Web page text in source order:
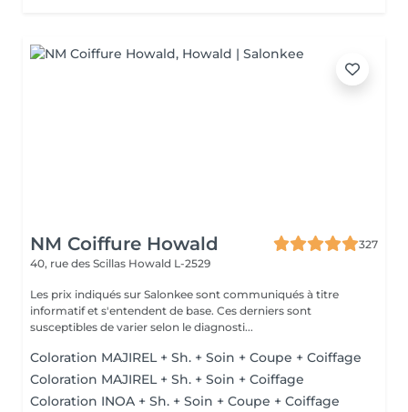
NM Coiffure Howald
327
40, rue des Scillas Howald L-2529
Les prix indiqués sur Salonkee sont communiqués à titre
informatif et s'entendent de base. Ces derniers sont
susceptibles de varier selon le diagnosti...
Coloration MAJIREL + Sh. + Soin + Coupe + Coiffage
Coloration MAJIREL + Sh. + Soin + Coiffage
Coloration INOA + Sh. + Soin + Coupe + Coiffage